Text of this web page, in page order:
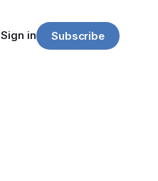
Sign in Subscribe